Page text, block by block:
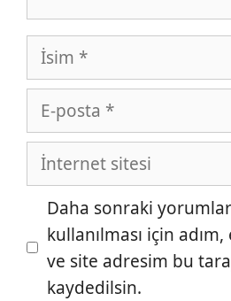
İsim
posta
İnternet
sitesi
Daha sonraki
kullanılması için
ve site adresim bu
kaydedilsin.